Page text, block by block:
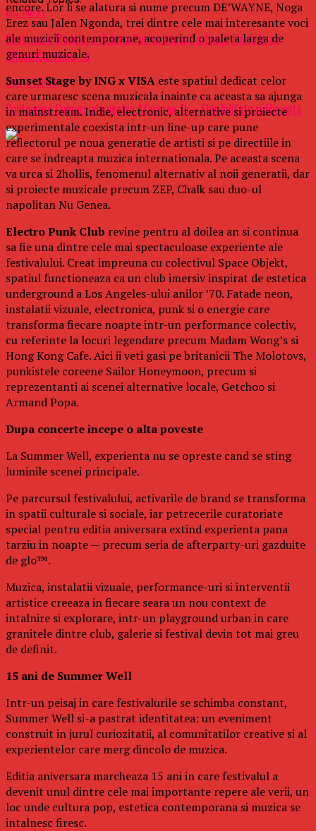
Up Next
Containere Modulare: Soluția Perfectă pentru Spații Flexibile cu
ZHouseContainer.ro
Don't Miss
Containere Comerciale pentru Afacerea Ta – Flexibilitate și Eficiență
encore. Lor li se alatura si nume precum DE’WAYNE, Noga
Erez sau Jalen Ngonda, trei dintre cele mai interesante voci
ale muzicii contemporane, acoperind o paleta larga de
genuri muzicale.
Sunset Stage by ING x VISA este spatiul dedicat celor
care urmaresc scena muzicala inainte ca aceasta sa ajunga
in mainstream. Indie, electronic, alternative si proiecte
experimentale coexista intr-un line-up care pune
reflectorul pe noua generatie de artisti si pe directiile in
care se indreapta muzica internationala. Pe aceasta scena
va urca si 2hollis, fenomenul alternativ al noii generatii, dar
si proiecte muzicale precum ZEP, Chalk sau duo-ul
napolitan Nu Genea.
Electro Punk Club revine pentru al doilea an si continua
sa fie una dintre cele mai spectaculoase experiente ale
festivalului. Creat impreuna cu colectivul Space Objekt,
spatiul functioneaza ca un club imersiv inspirat de estetica
underground a Los Angeles-ului anilor ’70. Fatade neon,
instalatii vizuale, electronica, punk si o energie care
transforma fiecare noapte intr-un performance colectiv,
cu referinte la locuri legendare precum Madam Wong’s si
Hong Kong Cafe. Aici ii veti gasi pe britanicii The Molotovs,
punkistele coreene Sailor Honeymoon, precum si
reprezentanti ai scenei alternative locale, Getchoo si
Armand Popa.
Dupa concerte incepe o alta poveste
La Summer Well, experienta nu se opreste cand se sting
luminile scenei principale.
Pe parcursul festivalului, activarile de brand se transforma
in spatii culturale si sociale, iar petrecerile curatoriate
special pentru editia aniversara extind experienta pana
tarziu in noapte — precum seria de afterparty-uri gazduite
de glo™.
Muzica, instalatii vizuale, performance-uri si interventii
artistice creeaza in fiecare seara un nou context de
intalnire si explorare, intr-un playground urban in care
granitele dintre club, galerie si festival devin tot mai greu
de definit.
15 ani de Summer Well
Intr-un peisaj in care festivalurile se schimba constant,
Summer Well si-a pastrat identitatea: un eveniment
construit in jurul curiozitatii, al comunitatilor creative si al
experientelor care merg dincolo de muzica.
Editia aniversara marcheaza 15 ani in care festivalul a
devenit unul dintre cele mai importante repere ale verii, un
loc unde cultura pop, estetica contemporana si muzica se
intalnesc firesc.